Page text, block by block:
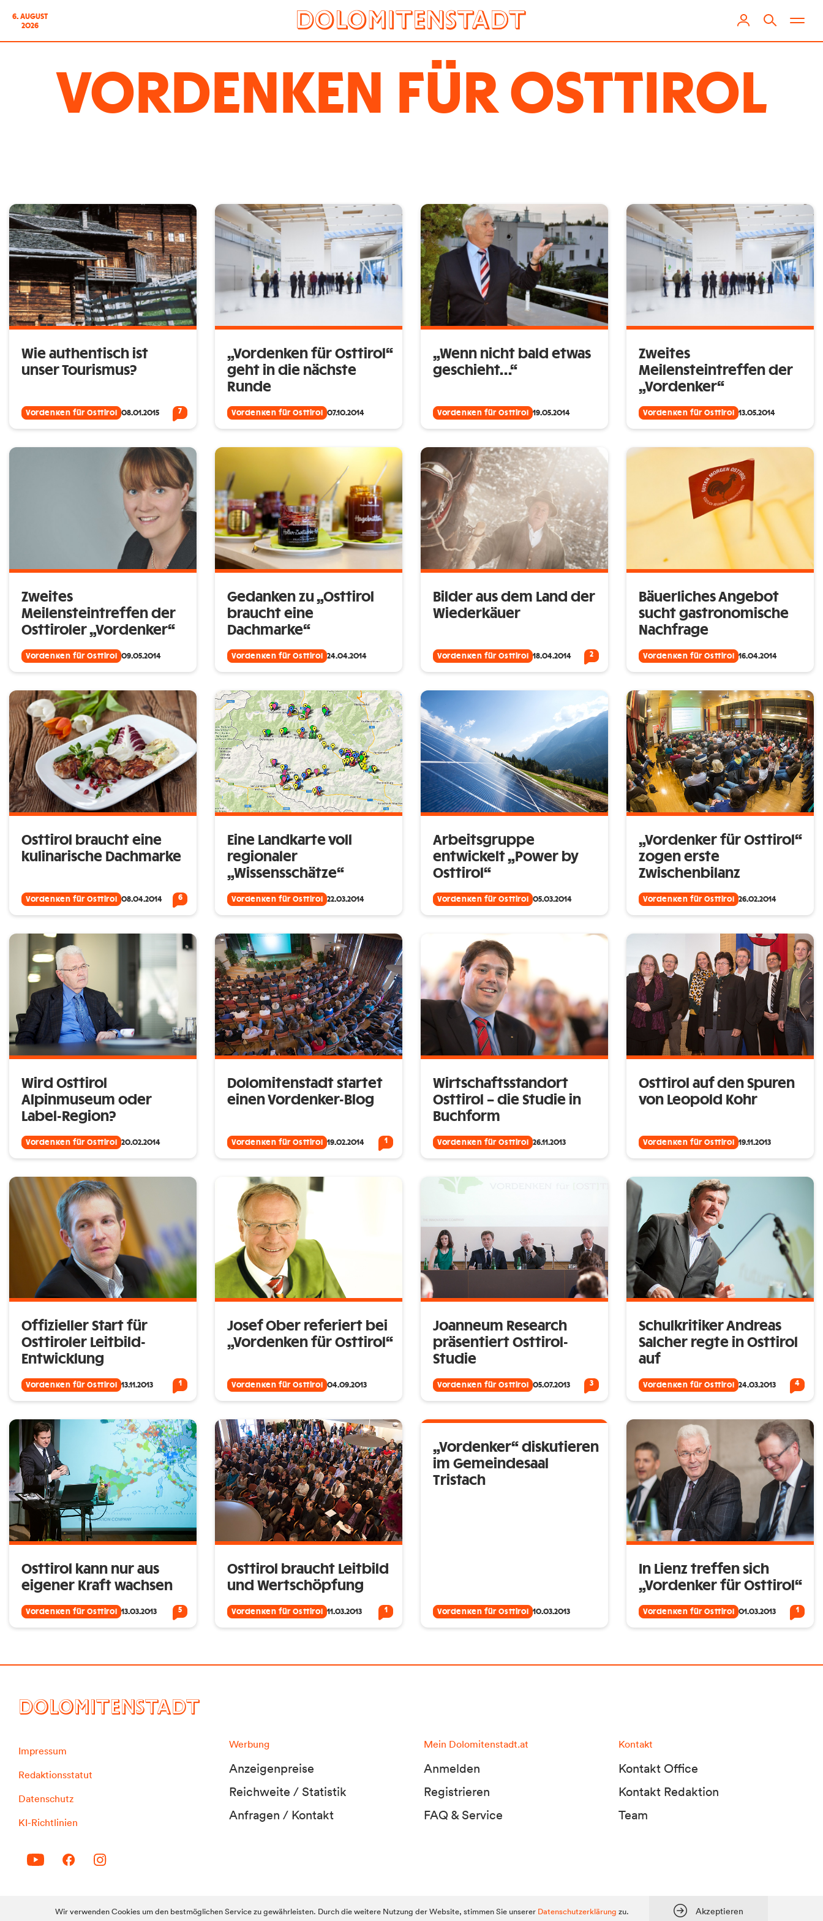
6. AUGUST
2026
VORDENKEN FÜR OSTTIROL
Wie authentisch ist
unser Tourismus?
Vordenken für Osttirol 08.01.2015 7
„Vordenken für Osttirol“
geht in die nächste
Runde
Vordenken für Osttirol 07.10.2014
„Wenn nicht bald etwas
geschieht…“
Vordenken für Osttirol 19.05.2014
Zweites
Meilensteintreffen der
„Vordenker“
Vordenken für Osttirol 13.05.2014
Zweites
Meilensteintreffen der
Osttiroler „Vordenker“
Vordenken für Osttirol 09.05.2014
Gedanken zu „Osttirol
braucht eine
Dachmarke“
Vordenken für Osttirol 24.04.2014
Bilder aus dem Land der
Wiederkäuer
Vordenken für Osttirol 18.04.2014 2
Bäuerliches Angebot
sucht gastronomische
Nachfrage
Vordenken für Osttirol 16.04.2014
Osttirol braucht eine
kulinarische Dachmarke
Vordenken für Osttirol 08.04.2014 6
Eine Landkarte voll
regionaler
„Wissensschätze“
Vordenken für Osttirol 22.03.2014
Arbeitsgruppe
entwickelt „Power by
Osttirol“
Vordenken für Osttirol 05.03.2014
„Vordenker für Osttirol“
zogen erste
Zwischenbilanz
Vordenken für Osttirol 26.02.2014
Wird Osttirol
Alpinmuseum oder
Label-Region?
Vordenken für Osttirol 20.02.2014
Dolomitenstadt startet
einen Vordenker-Blog
Vordenken für Osttirol 19.02.2014 1
Wirtschaftsstandort
Osttirol – die Studie in
Buchform
Vordenken für Osttirol 26.11.2013
Osttirol auf den Spuren
von Leopold Kohr
Vordenken für Osttirol 19.11.2013
Offizieller Start für
Osttiroler Leitbild-
Entwicklung
Vordenken für Osttirol 13.11.2013 1
Josef Ober referiert bei
„Vordenken für Osttirol“
Vordenken für Osttirol 04.09.2013
Joanneum Research
präsentiert Osttirol-
Studie
Vordenken für Osttirol 05.07.2013 3
Schulkritiker Andreas
Salcher regte in Osttirol
auf
Vordenken für Osttirol 24.03.2013 4
Osttirol kann nur aus
eigener Kraft wachsen
Vordenken für Osttirol 13.03.2013 5
Osttirol braucht Leitbild
und Wertschöpfung
Vordenken für Osttirol 11.03.2013 1
„Vordenker“ diskutieren
im Gemeindesaal
Tristach
Vordenken für Osttirol 10.03.2013
In Lienz treffen sich
„Vordenker für Osttirol“
Vordenken für Osttirol 01.03.2013 1
DOLOMITENSTADT
Impressum
Redaktionsstatut
Datenschutz
KI-Richtlinien
Werbung
Anzeigenpreise
Reichweite / Statistik
Anfragen / Kontakt
Mein Dolomitenstadt.at
Anmelden
Registrieren
FAQ & Service
Kontakt
Kontakt Office
Kontakt Redaktion
Team
© 2010-2026 Dolomitenstadt.at Dolomitenstadt Media KG, Dolomitenstraße 1 / 7. Stock, 9900 Lienz, Tel.:
Wir verwenden Cookies um den bestmöglichen Service zu gewährleisten. Durch die weitere Nutzung der Website, stimmen Sie unserer Datenschutzerklärung zu. Akzeptieren